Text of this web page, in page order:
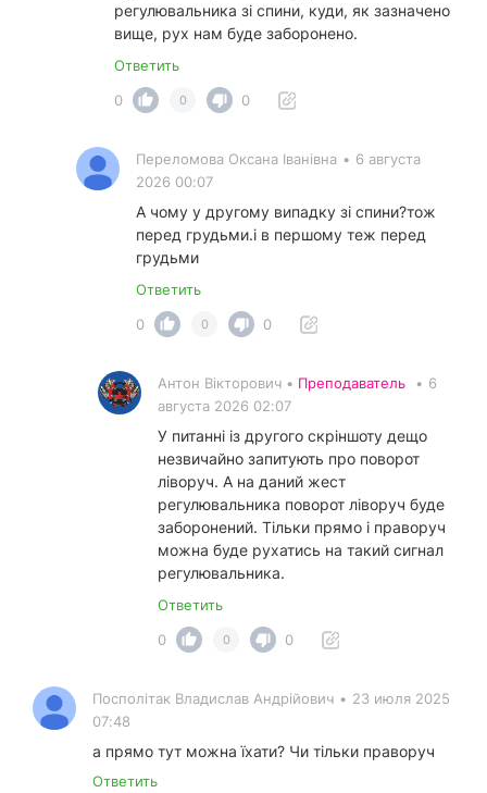
регулювальника зі спини, куди, як зазначено
вище, рух нам буде заборонено.
Ответить
0
0 0
Переломова Оксана Іванівна • 6 августа
2026 00:07
А чому у другому випадку зі спини?тож
перед грудьми.і в першому теж перед
грудьми
Ответить
0
0 0
Антон Вікторович • Преподаватель • 6
августа 2026 02:07
У питанні із другого скріншоту дещо
незвичайно запитують про поворот
ліворуч. А на даний жест
регулювальника поворот ліворуч буде
заборонений. Тільки прямо і праворуч
можна буде рухатись на такий сигнал
регулювальника.
Ответить
0
0 0
Посполітак Владислав Андрійович • 23 июля 2025
07:48
а прямо тут можна їхати? Чи тільки праворуч
Ответить